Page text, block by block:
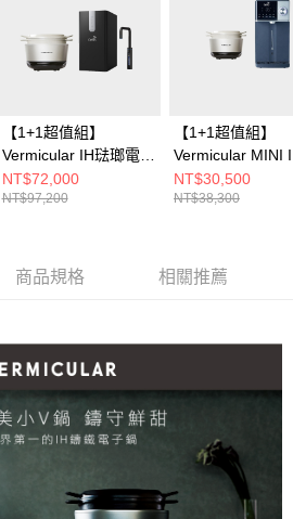
【1+1超值組】
Vermicular IH琺瑯電子
鑄鐵鍋 (海鹽白/松露
黑/飛魚銀)+OASIS 櫥
401)
NT$72,000
NT$97,200
【1+1超值組】
Vermicular MINI
瑯電子鑄鐵鍋 (
飛魚銀/松露
301A
NT$30,500
NT$38,300
商品規格 相關推薦